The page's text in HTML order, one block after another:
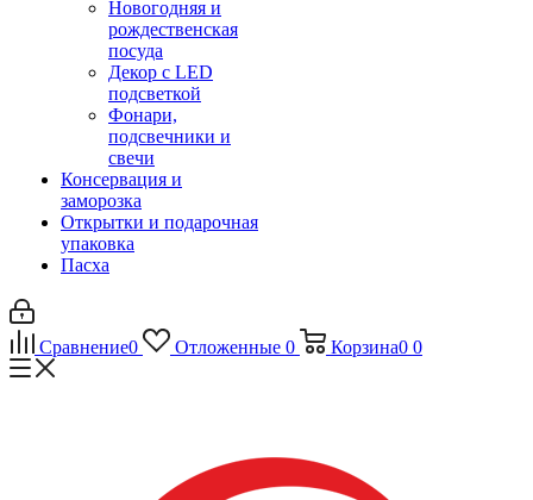
Новогодняя и
рождественская
посуда
Декор с LED
подсветкой
Фонари,
подсвечники и
свечи
Консервация и
заморозка
Открытки и подарочная
упаковка
Пасха
Сравнение0 Отложенные 0 Корзина0 0